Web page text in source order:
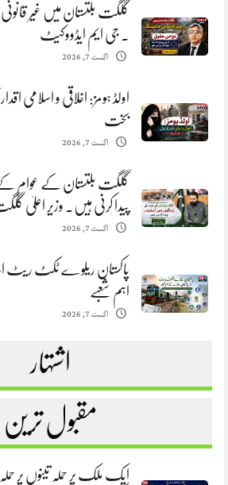
گلگت بلتستان میں غیر
. جی ایم ایڈووکیٹ
اگست 7, 2026
اولڈ ہومز: اخلاقی و اسلامی
بخت
اگست 7, 2026
گلگت بلتستان کے عوام کے
پیدا کرنی ہیں. وزیر اعلیٰ
اگست 7, 2026
پاکستان ریلوے ٹکٹ ریٹ
اہم شعبے
اگست 7, 2026
اشتہار
مقبول ترین
ایک ملک پر حملہ تینوں پر حملہ